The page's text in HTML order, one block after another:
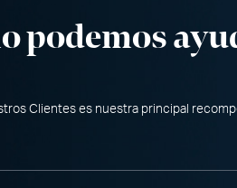
podemos
Clientes es nuestra principal